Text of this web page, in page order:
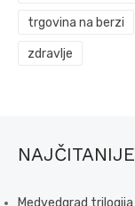
trgovina na berzi
zdravlje
NAJČITANIJE
Medvedgrad trilogija